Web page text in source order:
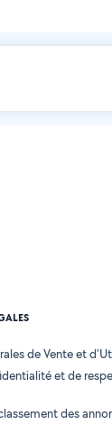
de Vente et
et de
des